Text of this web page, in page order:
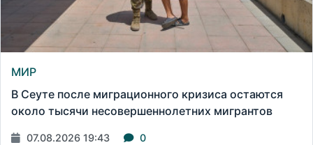
МИР
В Сеуте после миграционного кризиса остаются
около тысячи несовершеннолетних мигрантов
07.08.2026 19:43 0